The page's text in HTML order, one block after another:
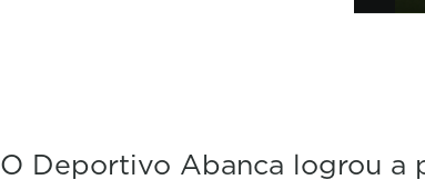
s
O Deportivo Abanca logrou a